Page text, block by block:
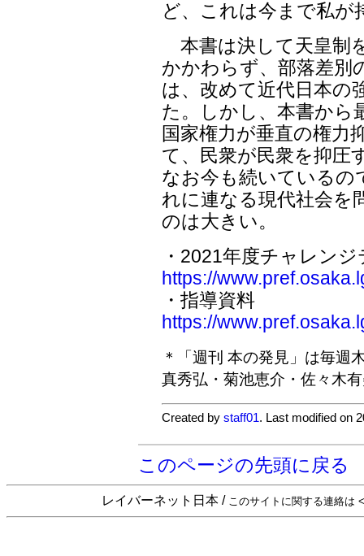
ど、これは今まで私が
本書は決して天皇制
かかわらず、部落差別
は、改めて近代日本の
た。しかし、本書から
国家権力が垂直の権力
て、民衆が民衆を抑圧
なお今も続いているの
れに連なる現代社会を
のは大きい。
・2021年度チャレン
https://
・指導資料
https://
＊「週刊 本の発見」は毎週
真秀弘・菊池恵介・佐々木
Created bystaff01. Last modified on
このページの先頭に戻る
レイバーネット日本 / このサイトに関する連絡は